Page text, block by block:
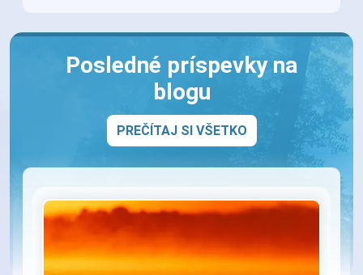
Posledné príspevky na
blogu
PREČÍTAJ SI VŠETKO